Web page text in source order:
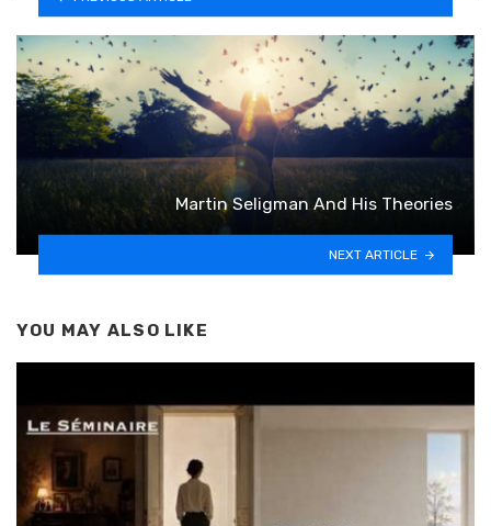
Martin Seligman And His Theories
NEXT ARTICLE
YOU MAY ALSO LIKE